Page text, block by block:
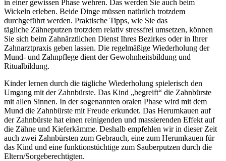
in einer gewissen Phase wehren. Das werden Sie auch beim
Wickeln erleben. Beide Dinge müssen natürlich trotzdem
durchgeführt werden. Praktische Tipps, wie Sie das
tägliche Zähneputzen trotzdem relativ stressfrei umsetzen, können
Sie sich beim Zahnärztlichen Dienst Ihres Bezirkes oder in Ihrer
Zahnarztpraxis geben lassen. Die regelmäßige Wiederholung der
Mund- und Zahnpflege dient der Gewohnheitsbildung und
Ritualbildung.
Kinder lernen durch die tägliche Wiederholung spielerisch den
Umgang mit der Zahnbürste. Das Kind „begreift“ die Zahnbürste
mit allen Sinnen. In der sogenannten oralen Phase wird mit dem
Mund die Zahnbürste mit Freude erkundet. Das Herumkauen auf
der Zahnbürste hat einen reinigenden und massierenden Effekt auf
die Zähne und Kieferkämme. Deshalb empfehlen wir in dieser Zeit
auch zwei Zahnbürsten zum Gebrauch, eine zum Herumkauen für
das Kind und eine funktionstüchtige zum Sauberputzen durch die
Eltern/Sorgeberechtigten.